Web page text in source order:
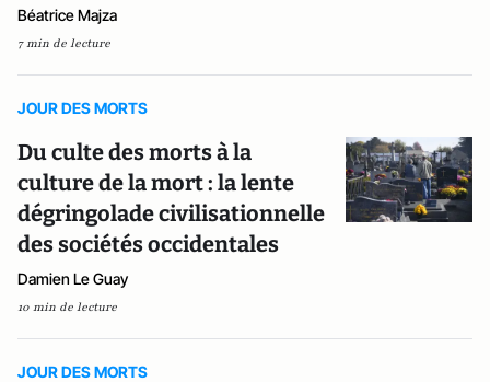
Béatrice Majza
7 min de lecture
JOUR DES MORTS
Du culte des morts à la
culture de la mort : la lente
dégringolade civilisationnelle
des sociétés occidentales
Damien Le Guay
10 min de lecture
JOUR DES MORTS